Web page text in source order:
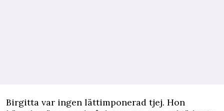
Birgitta var ingen lättimponerad tjej. Hon